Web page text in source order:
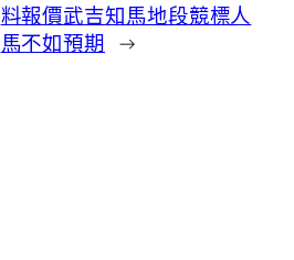
料報價武吉知馬地段競標人
馬不如預期 →